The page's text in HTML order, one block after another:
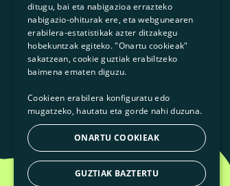
900 103 605
SPANISH
GL
BASQUE
ditugu, bai eta nabigazioa errazteko
nabigazio-ohiturak ere, eta webgunearen
erabilera-estatistikak azter ditzakegu
hobekuntzak egiteko. "Onartu cookieak"
sakatzean, cookie guztiak erabiltzeko
baimena ematen diguzu.
Cookieen erabilera konfiguratu edo
mugatzeko, hautatu eta gorde nahi duzuna.
ONARTU COOKIEAK
GUZTIAK BAZTERTU